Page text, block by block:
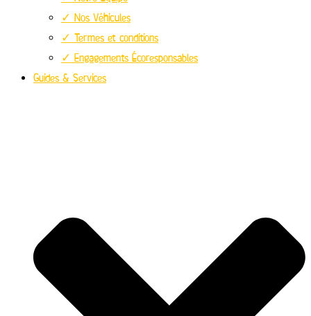
✓ Nos Véhicules
✓ Termes et conditions
✓ Engagements Écoresponsables
Guides & Services